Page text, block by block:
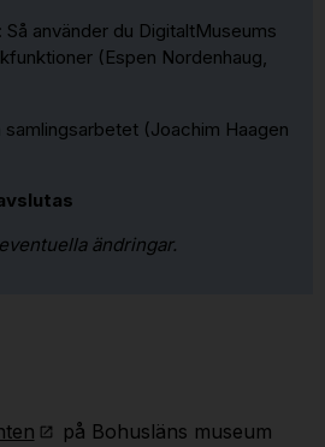
Så använder du DigitaltMuseums
(Espen Nordenhaug,
samlingsarbetet (Joachim Haagen
ändringar.
på Bohusläns museum